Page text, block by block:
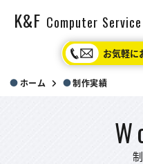
K&F Computer Service
お気軽に
ホーム 制作実績